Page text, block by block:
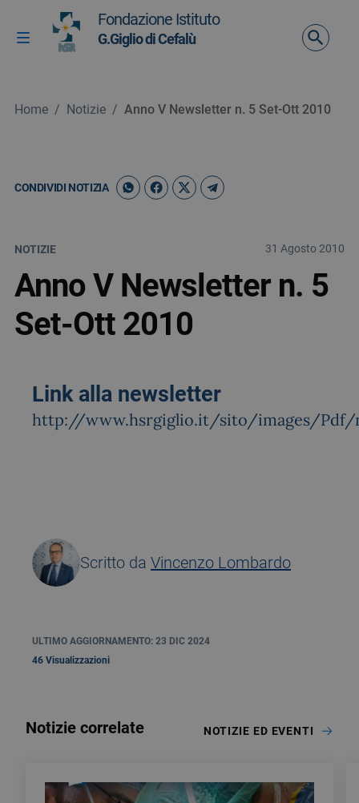
Vai ai contenuti
Vai al menu di navigazione
Vai al footer
Attiva / disattiva la navigazione
Fondazione Istituto
G.Giglio di Cefalù
Home / Notizie / Anno V Newsletter n. 5 Set-Ott 2010
CONDIVIDI NOTIZIA
NOTIZIE 31 Agosto 2010
Anno V Newsletter n. 5
Set-Ott 2010
Link alla newsletter
http://www.hsrgiglio.it/sito/images/Pdf/
Scritto da Vincenzo Lombardo
ULTIMO AGGIORNAMENTO: 23 DIC 2024
46 Visualizzazioni
Notizie correlate NOTIZIE ED EVENTI